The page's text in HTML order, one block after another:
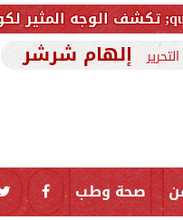
إلهام شرشر
صحة وطب